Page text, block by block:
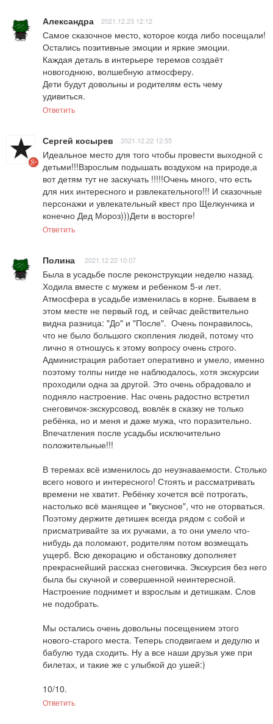
Александра 2021.12.23 12:12
Самое сказочное место, которое когда либо посещали!
Остались позитивные эмоции и яркие эмоции.
Каждая деталь в интерьере теремов создаёт
новогоднюю, волшебную атмосферу.
Дети будут довольны и родителям есть чему
удивиться.
Ответить
Сергей косырев 2021.12.22 12:55
Идеальное место для того чтобы провести выходной с
детьми!!!Взрослым подышать воздухом на природе,а
вот детям тут не заскучать !!!!!Очень много, что есть
для них интересного и рзвлекательного!!! И сказочные
персонажи и увлекательный квест про Щелкунчика и
конечно Дед Мороз)))Дети в восторге!
Ответить
Полина 2021.12.22 10:07
Была в усадьбе после реконструкции неделю назад.
Ходила вместе с мужем и ребенком 5-и лет.
Атмосфера в усадьбе изменилась в корне. Бываем в
этом месте не первый год, и сейчас действительно
видна разница: "До" и "После".  Очень понравилось,
что не было большого скопления людей, потому что
лично я отношусь к этому вопросу очень строго.
Администрация работает оперативно и умело, именно
поэтому толпы нигде не наблюдалось, хотя экскурсии
проходили одна за другой. Это очень обрадовало и
подняло настроение. Нас очень радостно встретил
снеговичок-экскурсовод, вовлёк в сказку не только
ребёнка, но и меня и даже мужа, что поразительно.
Впечатления после усадьбы исключительно
положительные!!!
В теремах всё изменилось до неузнаваемости. Столько
всего нового и интересного! Стоять и рассматривать
времени не хватит. Ребёнку хочется всё потрогать,
настолько всё манящее и "вкусное", что не оторваться.
Поэтому держите детишек всегда рядом с собой и
присматривайте за их ручками, а то они умело что-
нибудь да поломают, родителям потом возмещать
ущерб. Всю декорацию и обстановку дополняет
прекраснейший рассказ снеговичка. Экскурсия без него
была бы скучной и совершенной неинтересной.
Настроение поднимет и взрослым и детишкам. Слов
не подобрать.
Мы остались очень довольны посещением этого
нового-старого места. Теперь сподвигаем и дедулю и
бабулю туда сходить. Ну а все наши друзья уже при
билетах, и такие же с улыбкой до ушей:)
10/10.
Ответить